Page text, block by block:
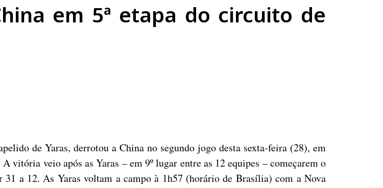
em 5ª etapa do circuito de
de Yaras, derrotou a China no segundo jogo desta sexta-feira (28), em
veio após as Yaras – em 9º lugar entre as 12 equipes – começarem o
a 12. As Yaras voltam a campo à 1h57 (horário de Brasília) com a Nova